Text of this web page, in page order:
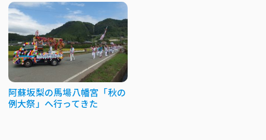
阿蘇坂梨の馬場八幡宮「秋の
例大祭」へ行ってきた